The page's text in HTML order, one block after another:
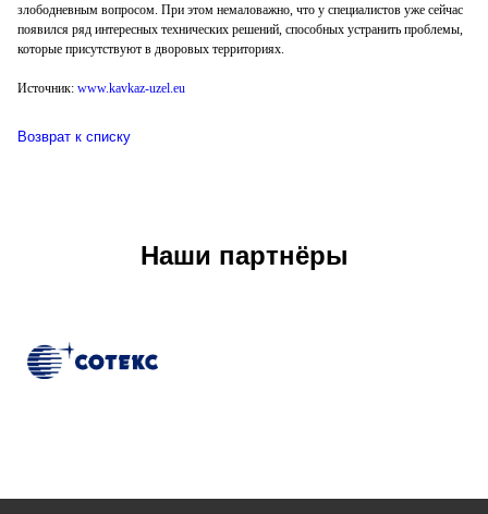
злободневным вопросом. При этом немаловажно, что у специалистов уже сейчас
появился ряд интересных технических решений, способных устранить проблемы,
которые присутствуют в дворовых территориях.
Источник: www.kavkaz-uzel.eu
Возврат к списку
Наши партнёры